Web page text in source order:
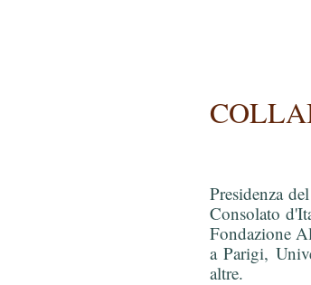
Presidenza
Consolato
Fondazione
a Parigi,
altre.